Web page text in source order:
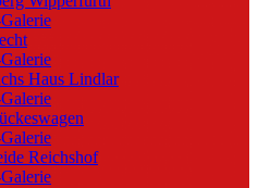
Haus Lindlar
Reichshof